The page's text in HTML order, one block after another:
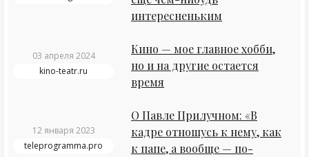
интересненьким
03 апреля 2024
kino-teatr.ru
Кино — мое главное хобби,
но и на другие остается
время
12 января 2023
teleprogramma.pro
О Павле Прилучном: «В
кадре отношусь к нему, как
к папе, а вообще — по-